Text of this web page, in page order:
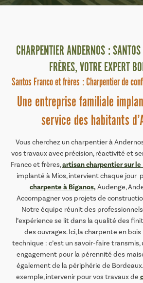
CHARPENTIER ANDERNOS :
FRÈRES, VOTRE EXPERT
Santos Franco et frères : Charpentier de
Une entreprise familiale
service des habitants
Vous cherchez un charpentier à
vos travaux avec précision, réactivité et
Franco et frères,artisan charpentier sur le
implanté à Mios, intervient chaque jour
charpente à Biganos, Audenge,
Accompagner vos projets de
Notre équipe réunit des
l’expérience se lit dans la qualité des
des ouvrages. Ici, la charpente en bois
technique : c’est un savoir-faire transmis,
engagement pour la pérennité des
également de la périphérie de
exemple, intervenir pour vos travaux de